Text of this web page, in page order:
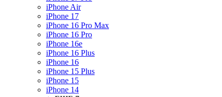
iPhone Air
iPhone 17
iPhone 16 Pro Max
iPhone 16 Pro
iPhone 16e
iPhone 16 Plus
iPhone 16
iPhone 15 Plus
iPhone 15
iPhone 14